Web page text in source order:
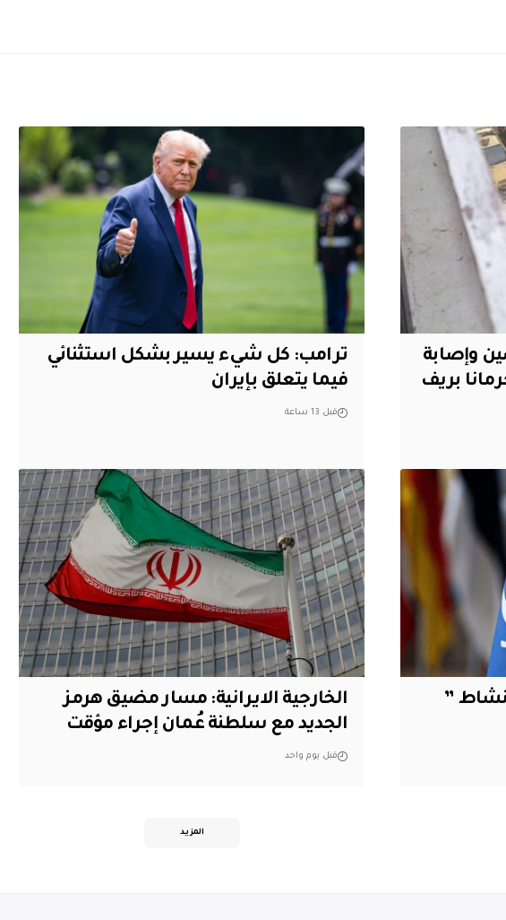
وإصابة
بريف
ترامب: كل شيء يسير بشكل استثنائي
فيما يتعلق بإيران
قبل 13 ساعة
نشاط ”
الخارجية الايرانية: مسار مضيق هرمز
الجديد مع سلطنة عُمان إجراء مؤقت
قبل يوم واحد
المزيد